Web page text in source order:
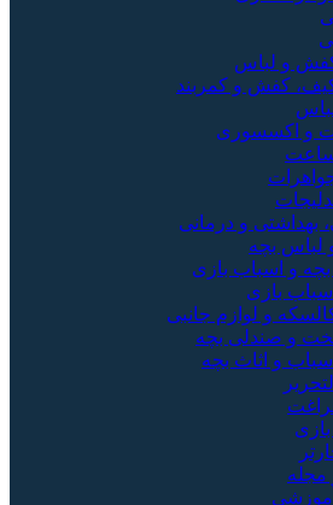
و لباس
کفش و کمربند
و اکسسوری
بهداشتی و درمانی
بچه
و اسباب بازی
اسباب بازی
و لوازم جانبی
و صندلی بچه
اسباب و اثاث بچه
مجله
آموزشی